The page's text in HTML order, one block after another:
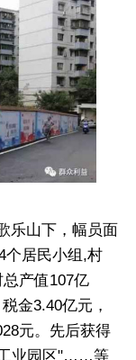
乐山下，幅员面
个居民小组,村
产值107亿
金3.40亿元，
元。先后获得
工业园区"……等